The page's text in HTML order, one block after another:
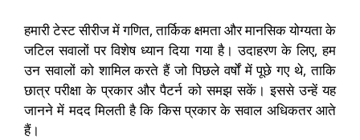
हमारी टेस्ट सीरीज में गणित, तार्किक क्षमता और मानसिक योग्यता के
जटिल सवालों पर विशेष ध्यान दिया गया है। उदाहरण के लिए, हम
उन सवालों को शामिल करते हैं जो पिछले वर्षों में पूछे गए थे, ताकि
छात्र परीक्षा के प्रकार और पैटर्न को समझ सकें। इससे उन्हें यह
जानने में मदद मिलती है कि किस प्रकार के सवाल अधिकतर आते
हैं।